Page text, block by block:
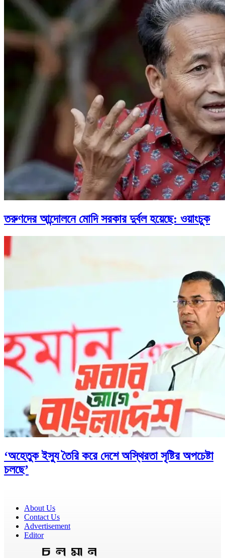
তরুণদের আন্দোলনে মোদি সরকার দুর্বল হয়েছে: ওয়াংচুক
‘অহেতুক ইস্যু তৈরি করে দেশে অস্থিরতা সৃষ্টির অপচেষ্টা
চলছে’
About Us
Contact Us
Advertisement
Editor